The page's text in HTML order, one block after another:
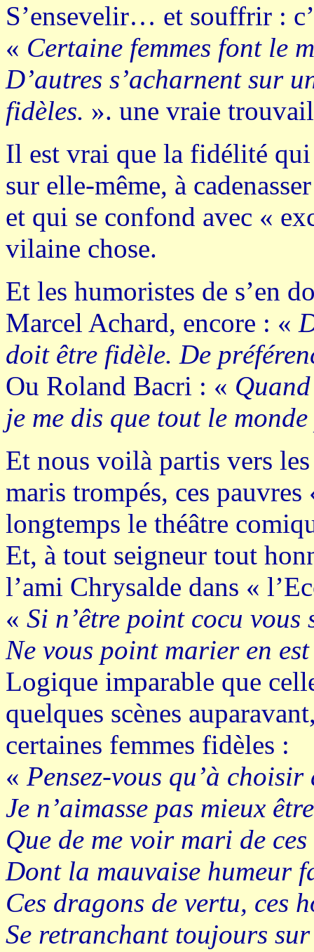
S’ensevelir… et souffrir :
« Certaine femmes font le
D’autres s’acharnent sur
fidèles. ». une vraie
Il est vrai que la fidélité
sur elle-même, à
et qui se confond avec «
vilaine chose.
Et les humoristes de s’en
Marcel Achard, encore : «
doit être fidèle. De
Ou Roland Bacri : «
je me dis que tout le
Et nous voilà partis vers
maris trompés, ces
longtemps le théâtre
Et, à tout seigneur tout
l’ami Chrysalde dans «
« Si n’être point cocu
Ne vous point marier en
Logique imparable que
quelques scènes
certaines femmes fidèles :
« Pensez-vous qu’à
Je n’aimasse pas mieux
Que de me voir mari de ces
Dont la mauvaise humeur
Ces dragons de vertu, ces
Se retranchant toujours sur